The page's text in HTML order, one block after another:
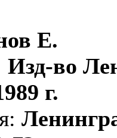
Е.
Изд-во
г.